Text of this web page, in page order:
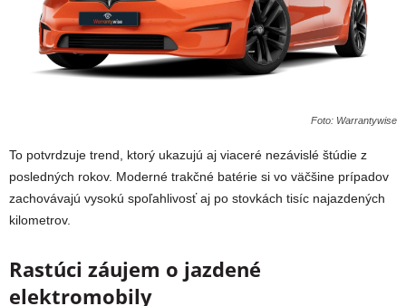
Foto: Warrantywise
To potvrdzuje trend, ktorý ukazujú aj viaceré nezávislé štúdie z
posledných rokov. Moderné trakčné batérie si vo väčšine prípadov
zachovávajú vysokú spoľahlivosť aj po stovkách tisíc najazdených
kilometrov.
Rastúci záujem o jazdené
elektromobily